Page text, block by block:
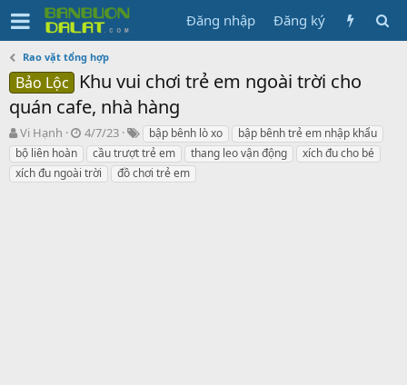
Đăng nhập Đăng ký
Rao vặt tổng hợp
Bảo Lộc
Khu vui chơi trẻ em ngoài trời cho
quán cafe, nhà hàng
N
g
ư
ờ
Vi Hạnh
N
g
à
y
4/7/23
T
ừ
k
h
bập bênh lò xo
bập bênh trẻ em nhập khẩu
bộ liên hoàn
cầu trượt trẻ em thang leo vận động
xích đu cho bé
xích đu ngoài trời
đồ chơi trẻ em